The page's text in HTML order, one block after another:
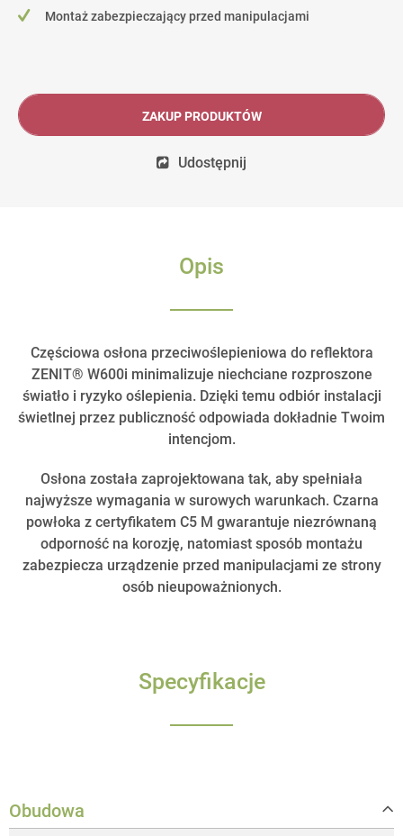
Montaż zabezpieczający przed manipulacjami
ZAKUP PRODUKTÓW
Udostępnij
Opis
Częściowa osłona przeciwoślepieniowa do reflektora
ZENIT® W600i minimalizuje niechciane rozproszone
światło i ryzyko oślepienia. Dzięki temu odbiór instalacji
świetlnej przez publiczność odpowiada dokładnie Twoim
intencjom.
Osłona została zaprojektowana tak, aby spełniała
najwyższe wymagania w surowych warunkach. Czarna
powłoka z certyfikatem C5 M gwarantuje niezrównaną
odporność na korozję, natomiast sposób montażu
zabezpiecza urządzenie przed manipulacjami ze strony
osób nieupoważnionych.
Specyfikacje
Obudowa